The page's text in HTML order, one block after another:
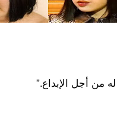
من أجل الإبداع.”